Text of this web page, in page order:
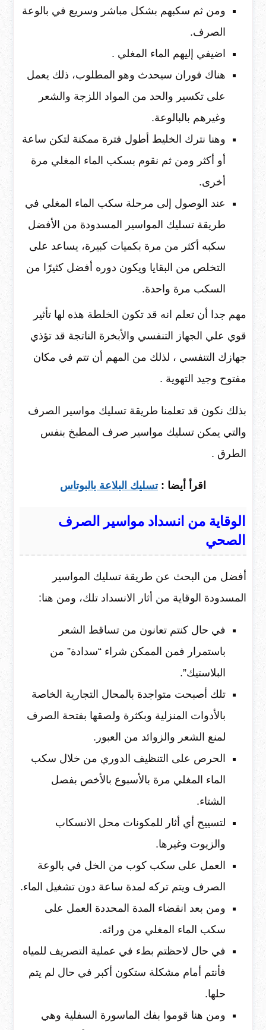
ومن ثم سكبهم بشكل مباشر وسريع في بالوعة
الصرف.
اضيفي إليهم الماء المغلي .
هناك فوران سيحدث وهو المطلوب، ذلك يعمل
على تكسير والحد من المواد اللزجة والشعر
وغيرهم بالبالوعة.
وهنا نترك الخليط أطول فترة ممكنة لتكن ساعة
أو أكثر ومن ثم نقوم بسكب الماء المغلي مرة
أخرى.
عند الوصول إلى مرحلة سكب الماء المغلي في
طريقة تسليك المواسير المسدودة من الأفضل
سكبه أكثر من مرة بكميات كبيرة، يساعد على
التخلص من البقايا ويكون دوره أفضل كثيرًا من
السكب مرة واحدة.
مهم جدا أن تعلم انه قد تكون الخلطة هذه لها تأثير
قوي علي الجهاز التنفسي والأبخرة الناتجة قد تؤذي
جهازك التنفسي ، لذلك من المهم أن تتم في مكان
مفتوح وجيد التهوية .
بذلك نكون قد تعلمنا طريقة تسليك مواسير الصرف
والتي يمكن تسليك مواسير صرف المطبخ بنفس
الطرق .
اقرأ أيضا :تسليك البلاعة بالبوتاس
الوقاية من انسداد مواسير الصرف
الصحي
أفضل من البحث عن طريقة تسليك المواسير
المسدودة الوقاية من أثار الانسداد تلك، ومن هنا:
في حال كنتم تعانون من تساقط الشعر
باستمرار فمن الممكن شراء “سدادة” من
البلاستيك”.
تلك أصبحت متواجدة بالمحال التجارية الخاصة
بالأدوات المنزلية وبكثرة ولصقها بفتحة الصرف
لمنع الشعر والزوائد من العبور.
الحرص على التنظيف الدوري من خلال سكب
الماء المغلي مرة بالأسبوع بالأخص بفصل
الشتاء.
لتسييح أي أثار للمكونات محل الانسكاب
والزيوت وغيرها.
العمل على سكب كوب من الخل في بالوعة
الصرف ويتم تركه لمدة ساعة دون تشغيل الماء.
ومن بعد انقضاء المدة المحددة العمل على
سكب الماء المغلي من ورائه.
في حال لاحظتم بطء في عملية التصريف للمياه
فأنتم أمام مشكلة ستكون أكبر في حال لم يتم
حلها.
ومن هنا قوموا بفك الماسورة السفلية وهي